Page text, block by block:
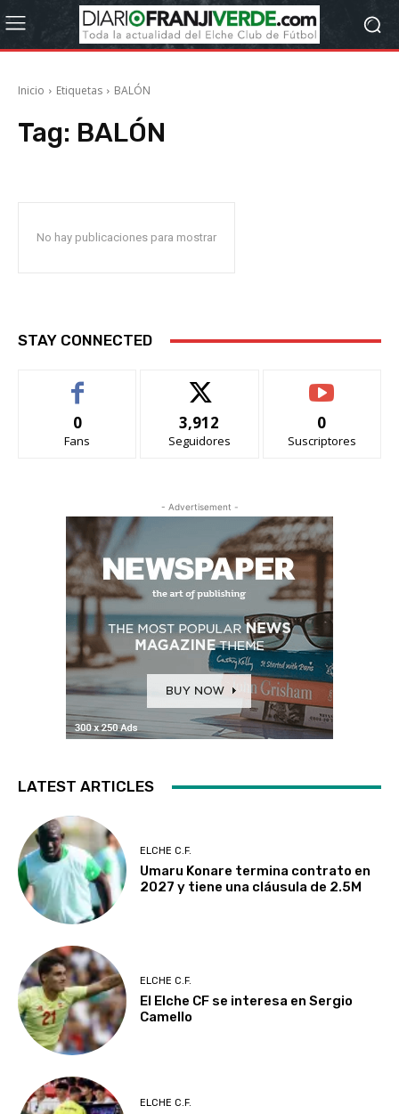
Inicio Etiquetas BALÓN
Tag: BALÓN
No hay publicaciones para mostrar
STAY CONNECTED
0
Fans
3,912
Seguidores
0
Suscriptores
- Advertisement -
LATEST ARTICLES
ELCHE C.F.
Umaru Konare termina contrato en
2027 y tiene una cláusula de 2.5M
ELCHE C.F.
El Elche CF se interesa en Sergio
Camello
ELCHE C.F.